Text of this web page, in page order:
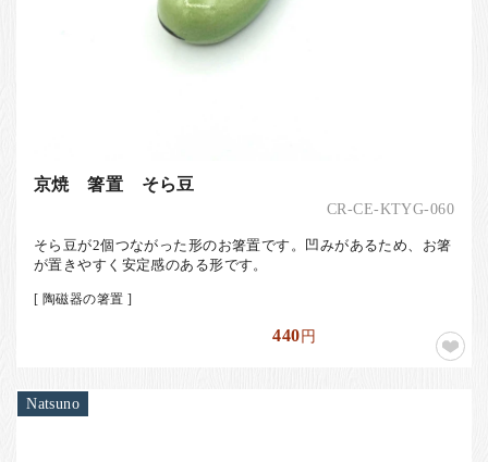
京焼 箸置 そら豆
CR-CE-KTYG-060
そら豆が2個つながった形のお箸置です。凹みがあるため、お箸
が置きやすく安定感のある形です。
[ 陶磁器の箸置 ]
440円
Natsuno